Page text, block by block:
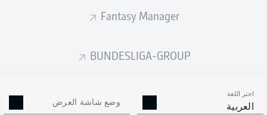
Fantasy Manager
BUNDESLIGA-GROUP
اختر اللغة
العربية وضع شاشة العرض
0